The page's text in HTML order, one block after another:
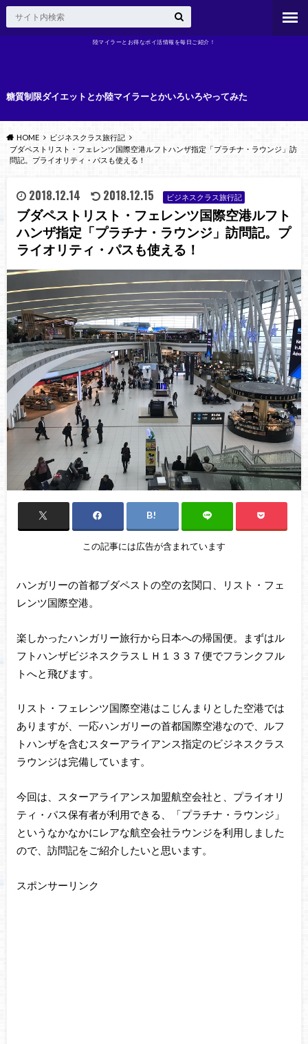
陸マイラーとお得なポイ活情報を毎日ご紹介！
糖質制限ダイエットとか陸マイラーとかいろいろやってみた
HOME
ビジネスクラス旅行記
ブダペストリスト・フェレンツ国際空港ルフトハンザ指定「プラチナ・ラウンジ」訪
問記。プライオリティ・パスも使える！
2018.12.14 2018.12.15 ビジネスクラス旅行記
ブダペストリスト・フェレンツ国際空港ルフト
ハンザ指定「プラチナ・ラウンジ」訪問記。プ
ライオリティ・パスも使える！
この記事には広告が含まれています
ハンガリーの首都ブダペストの空の玄関口、リスト・フェ
レンツ国際空港。
楽しかったハンガリー旅行から日本への帰国便。まずはル
フトハンザビジネスクラスＬＨ１３３７便でフランクフル
トへと飛びます。
リスト・フェレンツ国際空港はこじんまりとした空港では
ありますが、一応ハンガリーの首都国際空港なので、ルフ
トハンザを含むスターアライアンス指定のビジネスクラス
ラウンジは完備しています。
今回は、スターアライアンス加盟航空会社と、プライオリ
ティ・パス保有者が利用できる、「プラチナ・ラウンジ」
というなかなかにレアな航空会社ラウンジを利用しました
ので、訪問記をご紹介したいと思います。
スポンサーリンク